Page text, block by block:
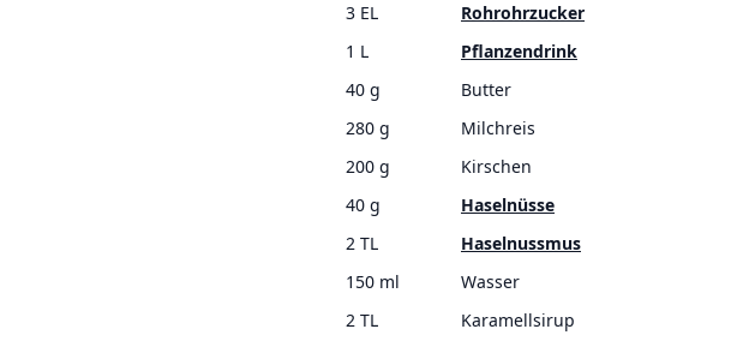
3 EL
Rohrohrzucker
1 L
Pflanzendrink
40 g
Butter
280 g
Milchreis
200 g
Kirschen
40 g
Haselnüsse
2 TL
Haselnussmus
150 ml
Wasser
2 TL
Karamellsirup